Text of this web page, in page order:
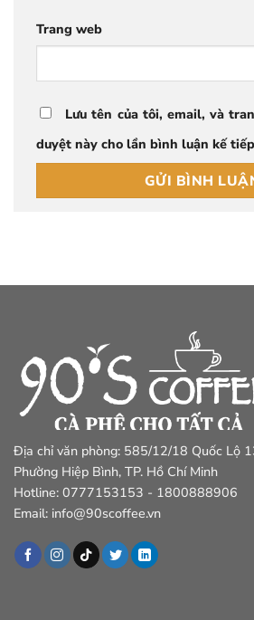
Trang web
Lưu tên của tôi, email, và
duyệt này cho lần bình luận kế
Địa chỉ văn phòng: 585/12/18 Quốc Lộ
Phường Hiệp Bình, TP. Hồ Chí Minh
Hotline: 0777153153 - 1800888906
Email: info@90scoffee.vn